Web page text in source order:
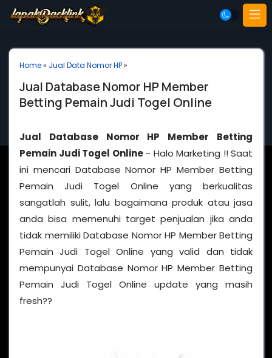
Home» Jual Data Nomor HP»
Jual Database Nomor HP Member
Betting Pemain Judi Togel Online
Jual Database Nomor HP Member Betting
Pemain Judi Togel Online- Halo Marketing !! Saat
ini mencari Database Nomor HP Member Betting
Pemain Judi Togel Online yang berkualitas
sangatlah sulit, lalu bagaimana produk atau jasa
anda bisa memenuhi target penjualan jika anda
tidak memiliki Database Nomor HP Member Betting
Pemain Judi Togel Online yang valid dan tidak
mempunyai Database Nomor HP Member Betting
Pemain Judi Togel Online update yang masih
fresh??